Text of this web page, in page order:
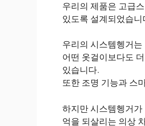
우리의 제품은 고급
있도록 설계되었습니
우리의 시스템헹거
어떤 옷걸이보다도
있습니다.
또한 조명 기능과 스
하지만 시스템헹거
억을 되살리는 의상